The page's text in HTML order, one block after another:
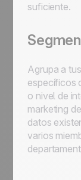
suficiente.
Agrupa a
específicos
o nivel de
marketing
datos
varios